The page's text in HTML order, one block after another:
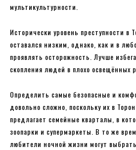
мультикультурности.
Исторически уровень преступности в
оставался низким, однако, как и в
проявлять осторожность. Лучше
скопления людей в плохо освещённых
Определить самые безопасные и
довольно сложно, поскольку их в
предлагает семейные кварталы, в
зоопарки и супермаркеты. В то же
любители ночной жизни могут